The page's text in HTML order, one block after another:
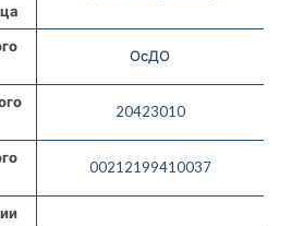
ОсДО
20423010
00212199410037